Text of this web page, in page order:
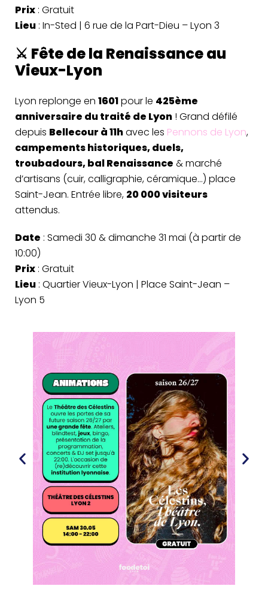
Prix : Gratuit
Lieu : In-Sted | 6 rue de la Part-Dieu – Lyon 3
⚔️ Fête de la Renaissance au
Vieux-Lyon
Lyon replonge en 1601pour le 425ème
anniversaire du traité de Lyon ! Grand défilé
depuis Bellecour à 11havec les Pennons de Lyon,
campements historiques, duels,
troubadours, bal Renaissance & marché
d’artisans (cuir, calligraphie, céramique…) place
Saint-Jean. Entrée libre, 20 000 visiteurs
attendus.
Date : Samedi 30 & dimanche 31 mai (à partir de
10:00)
Prix : Gratuit
Lieu : Quartier Vieux-Lyon | Place Saint-Jean –
Lyon 5